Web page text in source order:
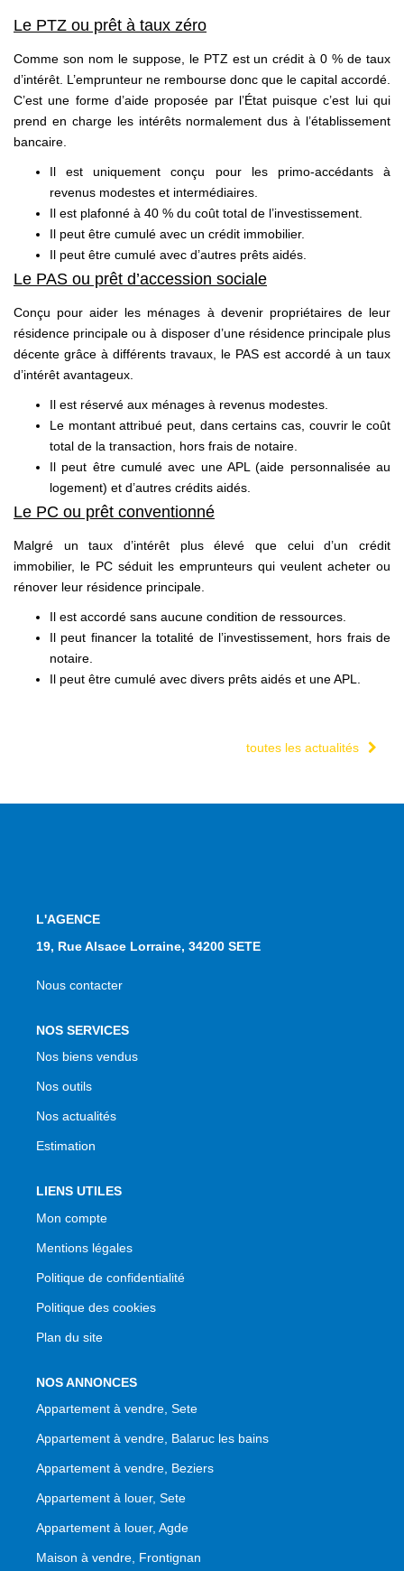
Le PTZ ou prêt à taux zéro
Comme son nom le suppose, le PTZ est un crédit à 0 % de taux
d’intérêt. L’emprunteur ne rembourse donc que le capital accordé.
C’est une forme d’aide proposée par l’État puisque c’est lui qui
prend en charge les intérêts normalement dus à l’établissement
bancaire.
Il est uniquement conçu pour les primo-accédants à
revenus modestes et intermédiaires.
Il est plafonné à 40 % du coût total de l’investissement.
Il peut être cumulé avec un crédit immobilier.
Il peut être cumulé avec d’autres prêts aidés.
Le PAS ou prêt d’accession sociale
Conçu pour aider les ménages à devenir propriétaires de leur
résidence principale ou à disposer d’une résidence principale plus
décente grâce à différents travaux, le PAS est accordé à un taux
d’intérêt avantageux.
Il est réservé aux ménages à revenus modestes.
Le montant attribué peut, dans certains cas, couvrir le coût
total de la transaction, hors frais de notaire.
Il peut être cumulé avec une APL (aide personnalisée au
logement) et d’autres crédits aidés.
Le PC ou prêt conventionné
Malgré un taux d’intérêt plus élevé que celui d’un crédit
immobilier, le PC séduit les emprunteurs qui veulent acheter ou
rénover leur résidence principale.
Il est accordé sans aucune condition de ressources.
Il peut financer la totalité de l’investissement, hors frais de
notaire.
Il peut être cumulé avec divers prêts aidés et une APL.
toutes les actualités
L'AGENCE
19, Rue Alsace Lorraine, 34200 SETE
Nous contacter
NOS SERVICES
Nos biens vendus
Nos outils
Nos actualités
Estimation
LIENS UTILES
Mon compte
Mentions légales
Politique de confidentialité
Politique des cookies
Plan du site
NOS ANNONCES
Appartement à vendre, Sete
Appartement à vendre, Balaruc les bains
Appartement à vendre, Beziers
Appartement à louer, Sete
Appartement à louer, Agde
Maison à vendre, Frontignan